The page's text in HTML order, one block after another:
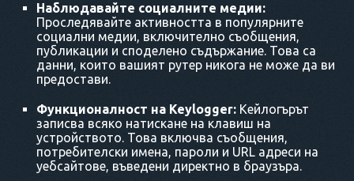
Наблюдавайте социалните медии:
Проследявайте активността в популярните
социални медии, включително съобщения,
публикации и споделено съдържание. Това са
данни, които вашият рутер никога не може да ви
предостави.
Функционалност на Keylogger: Кейлогърът
записва всяко натискане на клавиш на
устройството. Това включва съобщения,
потребителски имена, пароли и URL адреси на
уебсайтове, въведени директно в браузъра.